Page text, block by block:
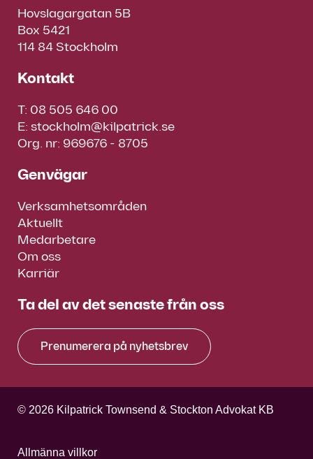
Hovslagargatan 5B
Box 5421
114 84 Stockholm
Kontakt
T: 08 505 646 00
E: stockholm@kilpatrick.se
Org. nr: 969676 - 8705
Genvägar
Verksamhetsområden
Aktuellt
Medarbetare
Om oss
Karriär
Ta del av det senaste från oss
Prenumerera på nyhetsbrev
© 2026 Kilpatrick Townsend & Stockton Advokat KB
Allmänna villkor